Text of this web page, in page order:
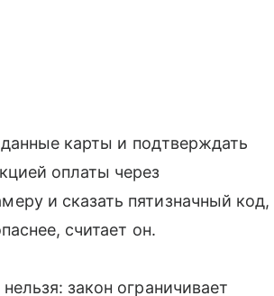
карты и подтверждать
оплаты через
и сказать пятизначный код,
считает он.
закон ограничивает